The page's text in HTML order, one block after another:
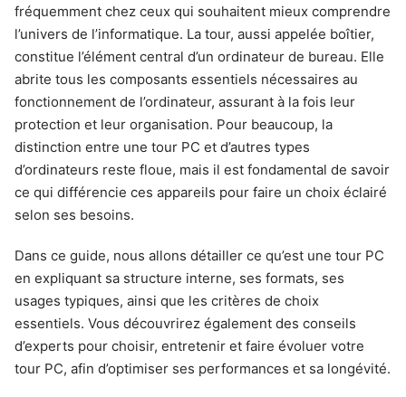
fréquemment chez ceux qui souhaitent mieux comprendre
l’univers de l’informatique. La tour, aussi appelée boîtier,
constitue l’élément central d’un ordinateur de bureau. Elle
abrite tous les composants essentiels nécessaires au
fonctionnement de l’ordinateur, assurant à la fois leur
protection et leur organisation. Pour beaucoup, la
distinction entre une tour PC et d’autres types
d’ordinateurs reste floue, mais il est fondamental de savoir
ce qui différencie ces appareils pour faire un choix éclairé
selon ses besoins.
Dans ce guide, nous allons détailler ce qu’est une tour PC
en expliquant sa structure interne, ses formats, ses
usages typiques, ainsi que les critères de choix
essentiels. Vous découvrirez également des conseils
d’experts pour choisir, entretenir et faire évoluer votre
tour PC, afin d’optimiser ses performances et sa longévité.